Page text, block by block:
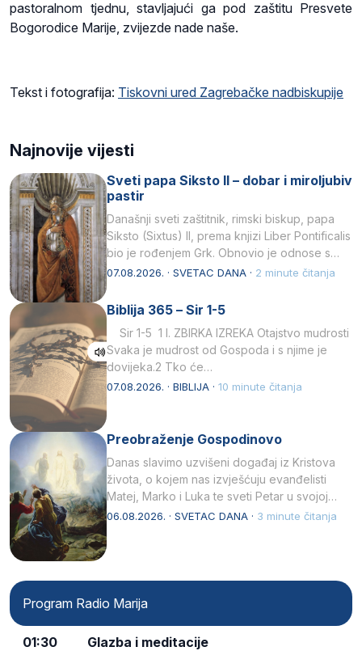
pastoralnom tjednu, stavljajući ga pod zaštitu Presvete
Bogorodice Marije, zvijezde nade naše.
Tekst i fotografija: Tiskovni ured Zagrebačke nadbiskupije
Najnovije vijesti
Sveti papa Siksto II – dobar i miroljubiv
pastir
Današnji sveti zaštitnik, rimski biskup, papa
Siksto (Sixtus) II, prema knjizi Liber Pontificalis
bio je rođenjem Grk. Obnovio je odnose s
afričkim…
07.08.2026. · SVETAC DANA · 2 minute čitanja
Biblija 365 – Sir 1-5
Sir 1-5 1 I. ZBIRKA IZREKA Otajstvo mudrosti
Svaka je mudrost od Gospoda i s njime je
dovijeka.2 Tko će…
07.08.2026. · BIBLIJA · 10 minute čitanja
Preobraženje Gospodinovo
Danas slavimo uzvišeni događaj iz Kristova
života, o kojem nas izvješćuju evanđelisti
Matej, Marko i Luka te sveti Petar u svojoj
drugoj…
06.08.2026. · SVETAC DANA · 3 minute čitanja
Program Radio Marija
01:30 Glazba i meditacije